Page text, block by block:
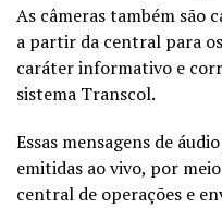
As câmeras também são
a partir da central para
caráter informativo e
sistema Transcol.
Essas mensagens de
emitidas ao vivo, por
central de operações e